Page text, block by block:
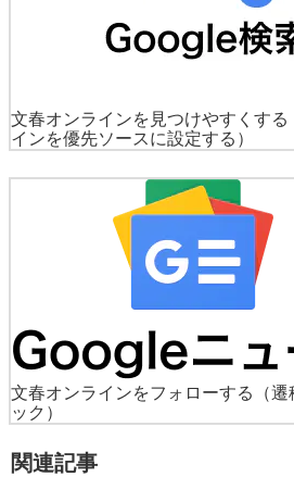
文春オンラインを見つけやすくする
インを優先ソースに設定する）
文春オンラインをフォローする
（
ック）
関連記事